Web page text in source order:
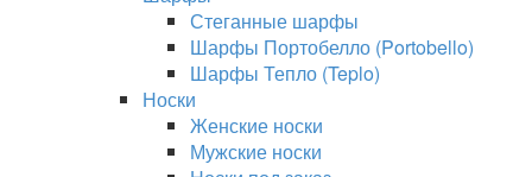
Стеганные шарфы
Шарфы Портобелло (Portobello)
Шарфы Тепло (Teplo)
Носки
Женские носки
Мужские носки